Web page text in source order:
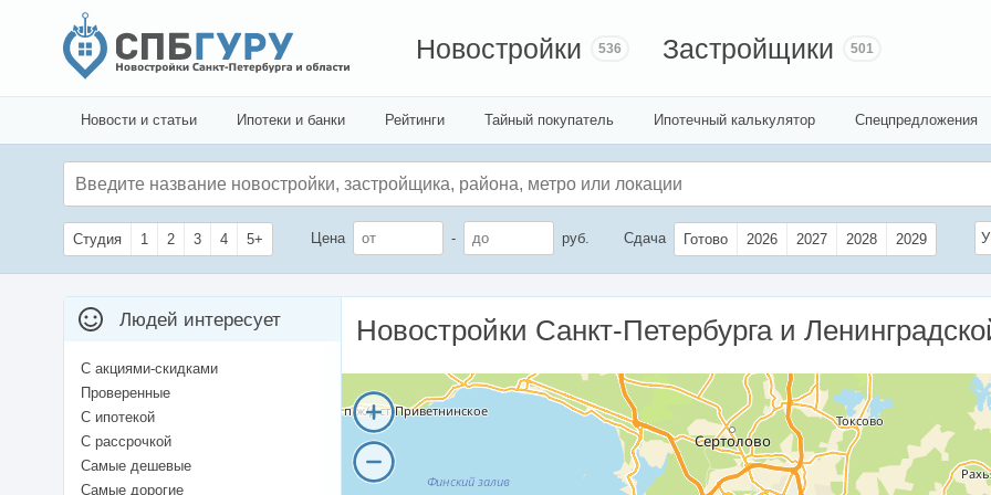
Новостройки 536 Застройщики 501
Новости и статьи Ипотеки и банки Рейтинги Тайный покупатель Ипотечный калькулятор Спецпредложения
Студия 1 2 3 4 5+ Цена - руб. Сдача Готово 2026 2027 2028 2029
Новостройки Санкт-Петербурга и
Людей интересует
С акциями-скидками
Проверенные
С ипотекой
С рассрочкой
Самые дешевые
Самые дорогие